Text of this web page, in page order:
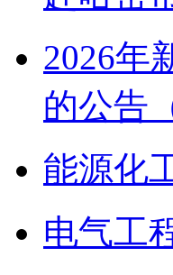
2026年
的公告
能源化
电气工